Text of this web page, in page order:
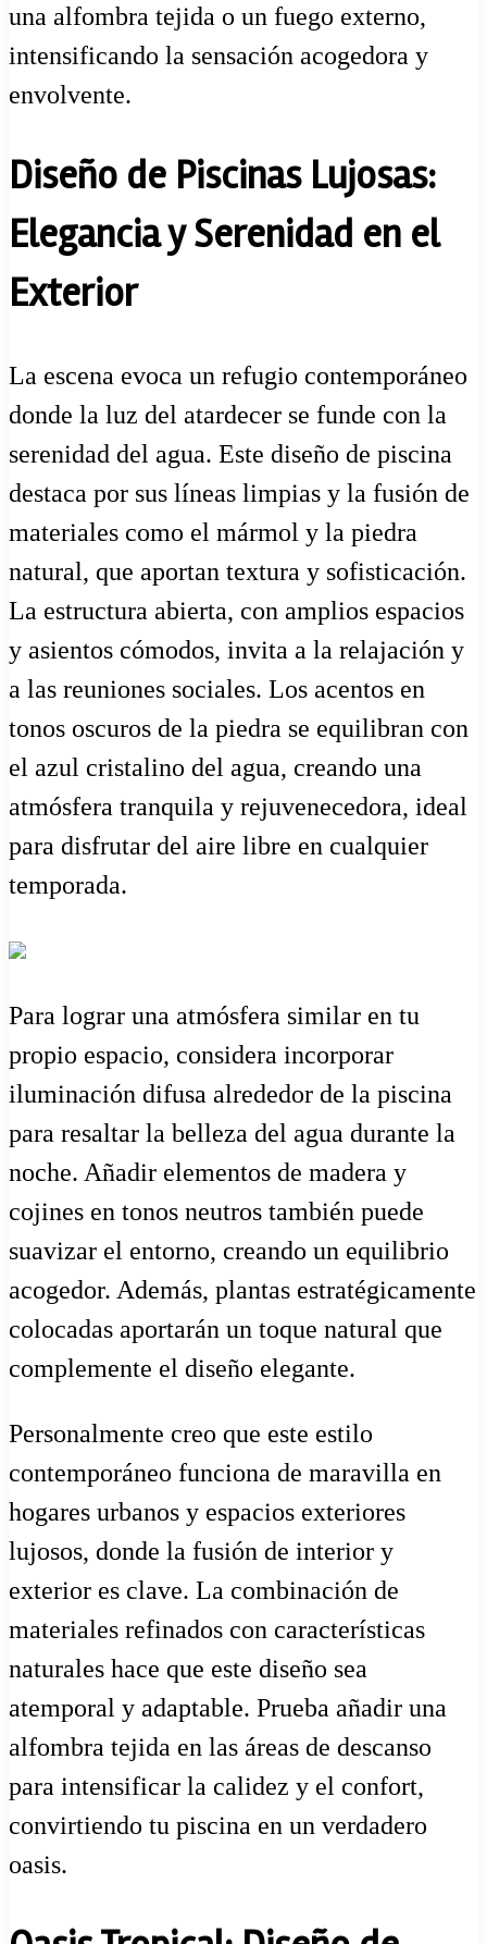
una alfombra tejida o un fuego externo,
intensificando la sensación acogedora y
envolvente.
Diseño de Piscinas Lujosas:
Elegancia y Serenidad en el
Exterior
La escena evoca un refugio contemporáneo
donde la luz del atardecer se funde con la
serenidad del agua. Este diseño de piscina
destaca por sus líneas limpias y la fusión de
materiales como el mármol y la piedra
natural, que aportan textura y sofisticación.
La estructura abierta, con amplios espacios
y asientos cómodos, invita a la relajación y
a las reuniones sociales. Los acentos en
tonos oscuros de la piedra se equilibran con
el azul cristalino del agua, creando una
atmósfera tranquila y rejuvenecedora, ideal
para disfrutar del aire libre en cualquier
temporada.
Para lograr una atmósfera similar en tu
propio espacio, considera incorporar
iluminación difusa alrededor de la piscina
para resaltar la belleza del agua durante la
noche. Añadir elementos de madera y
cojines en tonos neutros también puede
suavizar el entorno, creando un equilibrio
acogedor. Además, plantas estratégicamente
colocadas aportarán un toque natural que
complemente el diseño elegante.
Personalmente creo que este estilo
contemporáneo funciona de maravilla en
hogares urbanos y espacios exteriores
lujosos, donde la fusión de interior y
exterior es clave. La combinación de
materiales refinados con características
naturales hace que este diseño sea
atemporal y adaptable. Prueba añadir una
alfombra tejida en las áreas de descanso
para intensificar la calidez y el confort,
convirtiendo tu piscina en un verdadero
oasis.